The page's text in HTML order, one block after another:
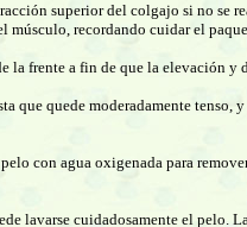
superior del colgajo si no se
músculo, recordando cuidar el
la frente a fin de que la elevación
que quede moderadamente
con agua oxigenada para
lavarse cuidadosamente el pelo.